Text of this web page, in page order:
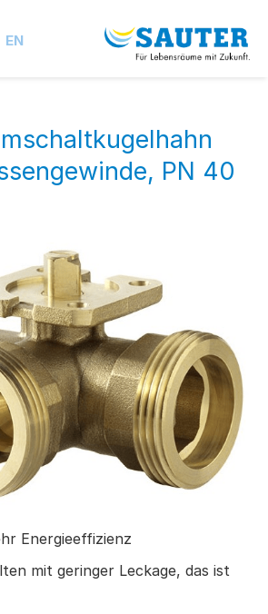
EN
PN 40
Energieeffizienz
mit geringer Leckage, das ist